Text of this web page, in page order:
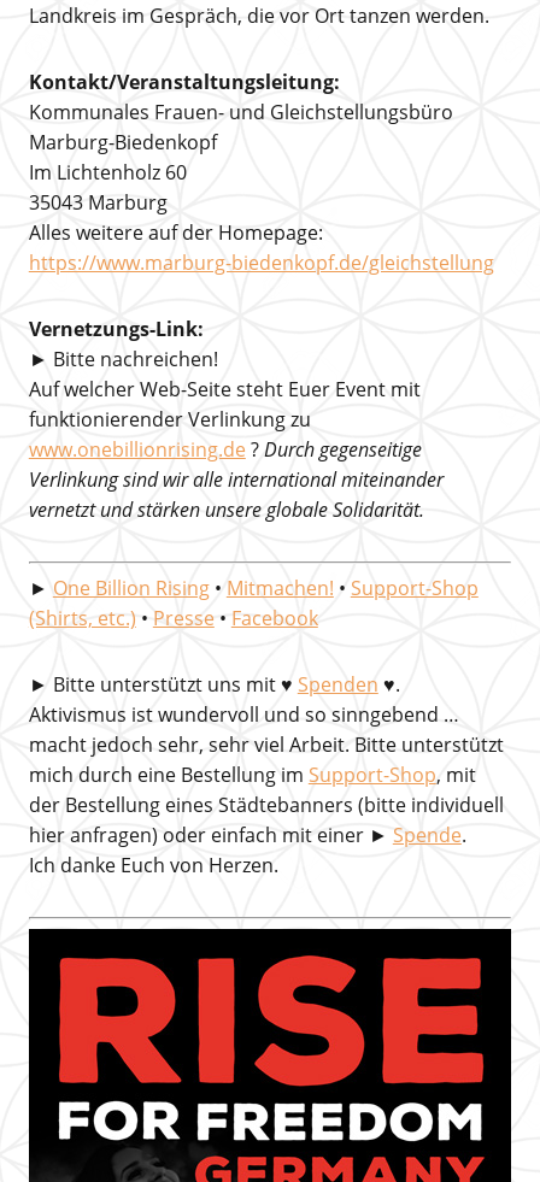
Landkreis im Gespräch, die vor Ort tanzen werden.
Kontakt/Veranstaltungsleitung:
Kommunales Frauen- und Gleichstellungsbüro
Marburg-Biedenkopf
Im Lichtenholz 60
35043 Marburg
Alles weitere auf der Homepage:
https://www.marburg-biedenkopf.de/gleichstellung
Vernetzungs-Link:
► Bitte nachreichen!
Auf welcher Web-Seite steht Euer Event mit
funktionierender Verlinkung zu
www.onebillionrising.de ?Durch gegenseitige
Verlinkung sind wir alle international miteinander
vernetzt und stärken unsere globale Solidarität.
► One Billion Rising• Mitmachen! • Support-Shop
(Shirts, etc.) • Presse • Facebook
► Bitte unterstützt uns mit♥ Spenden ♥.
Aktivismus ist wundervoll und so sinngebend …
macht jedoch sehr, sehr viel Arbeit. Bitte unterstützt
mich durch eine Bestellung im Support-Shop, mit
der Bestellung eines Städtebanners (bitte individuell
hier anfragen) oder einfach mit einer ► Spende.
Ich danke Euch von Herzen.